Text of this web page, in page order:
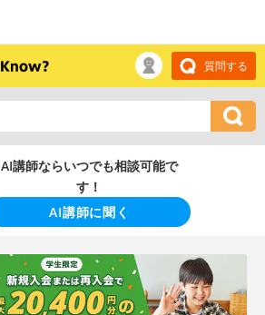
質問する
AI講師ならいつでも相談可能で
す！
AI講師に聞く